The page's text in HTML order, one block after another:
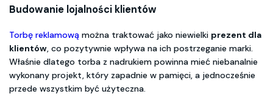
Budowanie lojalności klientów
Torbę reklamową można traktować jako niewielki prezent dla
klientów, co pozytywnie wpływa na ich postrzeganie marki.
Właśnie dlatego torba z nadrukiem powinna mieć niebanalnie
wykonany projekt, który zapadnie w pamięci, a jednocześnie
przede wszystkim być użyteczna.